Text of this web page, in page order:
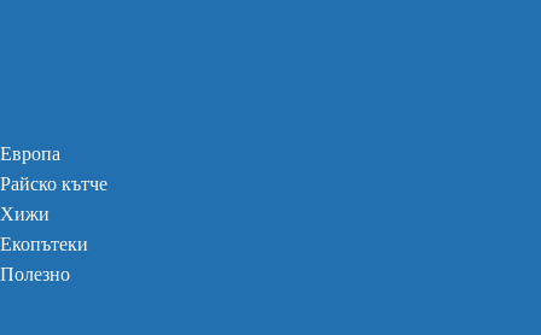
Европа
Райско кътче
Хижи
Екопътеки
Полезно